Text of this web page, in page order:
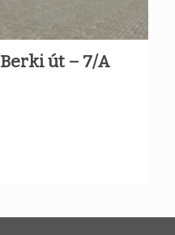
út – 7/A